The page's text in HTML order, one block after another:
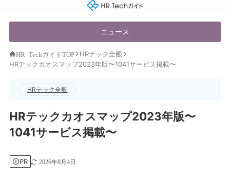
HR Techガイド
ニュース
HR TechガイドTOP
HRテック全般
HRテックカオスマップ2023年版〜1041サービス掲載〜
HRテック全般
HRテックカオスマップ2023年版〜
1041サービス掲載〜
PR 2026年8月4日